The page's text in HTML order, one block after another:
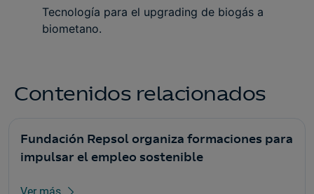
Tecnología para el upgrading de biogás a
biometano.
Contenidos relacionados
Fundación Repsol organiza formaciones para
impulsar el empleo sostenible